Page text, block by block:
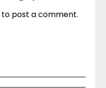
post a comment.